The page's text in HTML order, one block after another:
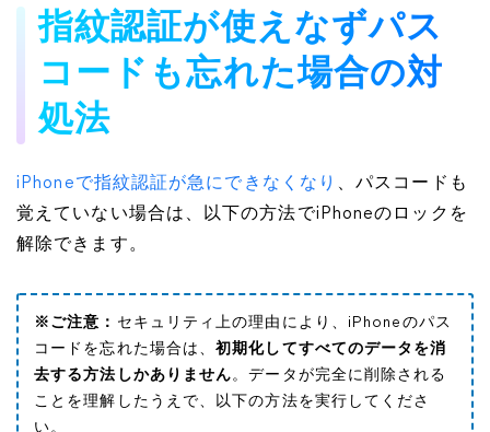
指紋認証が使えなずパス
コードも忘れた場合の対
処法
iPhoneで指紋認証が急にできなくなり 、パスコードも
覚えていない場合は、以下の方法でiPhoneのロックを
解除できます。
※ご注意： セキュリティ上の理由により、iPhoneのパス
コードを忘れた場合は、初期化してすべてのデータを消
去する方法しかありません。データが完全に削除される
ことを理解したうえで、以下の方法を実行してくださ
い。